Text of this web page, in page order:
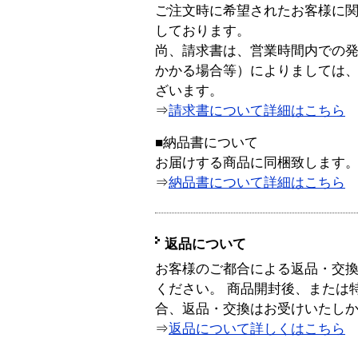
ご注文時に希望されたお客様に
しております。
尚、請求書は、営業時間内での
かかる場合等）によりましては
ざいます。
⇒請求書について詳細はこちら
■納品書について
お届けする商品に同梱致します。
⇒納品書について詳細はこちら
返品について
お客様のご都合による返品・交
ください。 商品開封後、または
合、返品・交換はお受けいたし
⇒返品について詳しくはこちら